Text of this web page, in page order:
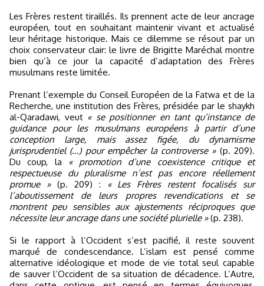
Les Frères restent tiraillés. Ils prennent acte de leur ancrage
européen, tout en souhaitant maintenir vivant et actualisé
leur héritage historique. Mais ce dilemme se résout par un
choix conservateur clair: le livre de Brigitte Maréchal montre
bien qu’à ce jour la capacité d’adaptation des Frères
musulmans reste limitée.
Prenant l’exemple du Conseil Européen de la Fatwa et de la
Recherche, une institution des Frères, présidée par le shaykh
al-Qaradawi, veut « se positionner en tant qu’instance de
guidance pour les musulmans européens à partir d’une
conception large, mais assez figée, du dynamisme
jurisprudentiel (...) pour empêcher la controverse »(p. 209).
Du coup, la
« promotion d’une coexistence critique et
respectueuse du pluralisme n’est pas encore réellement
promue »(p. 209) :
« Les Frères restent focalisés sur
l’aboutissement de leurs propres revendications et se
montrent peu sensibles aux ajustements réciproques que
nécessite leur ancrage dans une société plurielle »(p. 238).
Si le rapport à l’Occident s’est pacifié, il reste souvent
marqué de condescendance. L’islam est pensé comme
alternative idéologique et mode de vie total seul capable
de sauver l’Occident de sa situation de décadence. L’Autre,